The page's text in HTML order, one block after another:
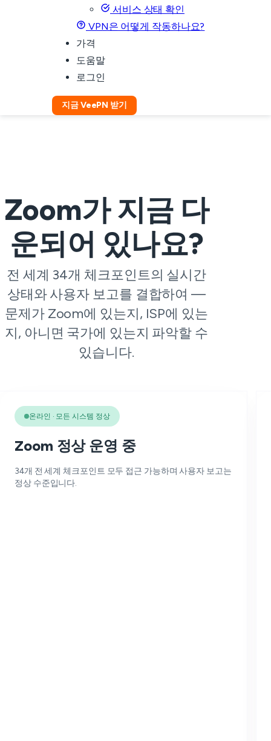
서비스 상태 확인
VPN은 어떻게 작동하나요?
가격
도움말
로그인
지금 VeePN 받기
Zoom가 지금 다
운되어 있나요?
전 세계 34개 체크포인트의 실시간
상태와 사용자 보고를 결합하여 —
문제가 Zoom에 있는지, ISP에 있는
지, 아니면 국가에 있는지 파악할 수
있습니다.
온라인 · 모든 시스템 정상
Zoom 정상 운영 중
34개 전 세계 체크포인트 모두 접근 가능하며 사용자 보고는
정상 수준입니다.